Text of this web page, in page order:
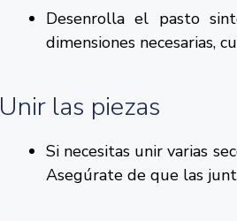
Desenrolla el pasto
dimensiones necesarias,
Unir las piezas
Si necesitas unir varias
Asegúrate de que las